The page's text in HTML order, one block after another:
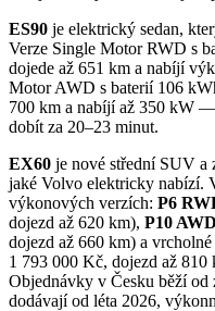
ES90 je elektrický sedan,
Verze Single Motor RWD s
dojede až 651 km a nabíjí
Motor AWD s baterií 106
700 km a nabíjí až 350 kW
dobít za 20–23 minut.
EX60 je nové střední SUV a
jaké Volvo elektricky nabízí.
výkonových verzích: P6
dojezd až 620 km), P10 AWD
dojezd až 660 km) a vrcholné
1 793 000 Kč, dojezd až
Objednávky v Česku běží od
dodávají od léta 2026,